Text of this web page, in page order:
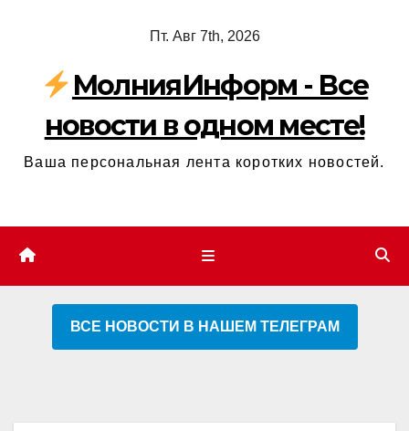
содержимому
Пт. Авг 7th, 2026
МолнияИнформ - Все
новости в одном месте!
Ваша персональная лента коротких новостей.
ВСЕ НОВОСТИ В НАШЕМ ТЕЛЕГРАМ